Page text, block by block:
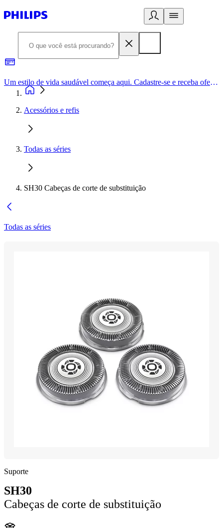
Um estilo de vida saudável começa aqui. Cadastre-se e receba ofertas exclusivas.
Acessórios e refis
Todas as séries
SH30 Cabeças de corte de substituição
Todas as séries
Suporte
SH30
Cabeças de corte de substituição